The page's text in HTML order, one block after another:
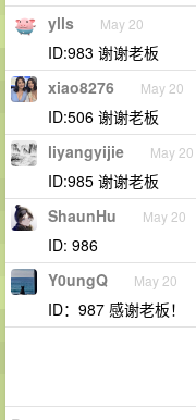
ylls May 20
ID:983 谢谢老板
xiao8276 May 20
ID:506 谢谢老板
liyangyijie May 20
ID:985 谢谢老板
ShaunHu May 20
ID: 986
Y0ungQ May 20
ID：987 感谢老板！